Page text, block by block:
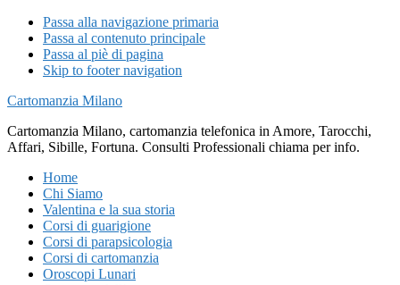
Passa alla navigazione primaria
Passa al contenuto principale
Passa al piè di pagina
Skip to footer navigation
Cartomanzia Milano
Cartomanzia Milano, cartomanzia telefonica in Amore, Tarocchi,
Affari, Sibille, Fortuna. Consulti Professionali chiama per info.
Home
Chi Siamo
Valentina e la sua storia
Corsi di guarigione
Corsi di parapsicologia
Corsi di cartomanzia
Oroscopi Lunari